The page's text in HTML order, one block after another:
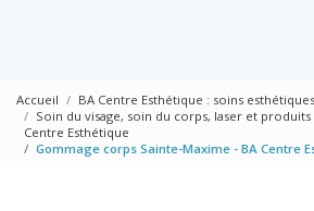
Accueil
BA Centre Esthétique : soins
Soin du visage, soin du corps, laser et
Centre Esthétique
Gommage corps Sainte-Maxime - BA Centre